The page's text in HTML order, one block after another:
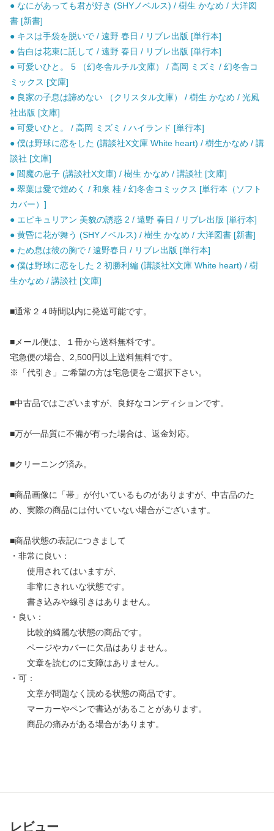
● なにがあっても君が好き (SHYノベルス) / 樹生 かなめ / 大洋図
書 [新書]
● キスは手袋を脱いで / 遠野 春日 / リブレ出版 [単行本]
● 告白は花束に託して / 遠野 春日 / リブレ出版 [単行本]
● 可愛いひと。 5 （幻冬舎ルチル文庫） / 高岡 ミズミ / 幻冬舎コ
ミックス [文庫]
● 良家の子息は諦めない （クリスタル文庫） / 樹生 かなめ / 光風
社出版 [文庫]
● 可愛いひと。 / 高岡 ミズミ / ハイランド [単行本]
● 僕は野球に恋をした (講談社X文庫 White heart) / 樹生かなめ / 講
談社 [文庫]
● 閻魔の息子 (講談社X文庫) / 樹生 かなめ / 講談社 [文庫]
● 翠葉は愛で煌めく / 和泉 桂 / 幻冬舎コミックス [単行本（ソフト
カバー）]
● エピキュリアン 美貌の誘惑 2 / 遠野 春日 / リブレ出版 [単行本]
● 黄昏に花が舞う (SHYノベルス) / 樹生 かなめ / 大洋図書 [新書]
● ため息は彼の胸で / 遠野春日 / リブレ出版 [単行本]
● 僕は野球に恋をした 2 初勝利編 (講談社X文庫 White heart) / 樹
生かなめ / 講談社 [文庫]
■通常２４時間以内に発送可能です。
■メール便は、１冊から送料無料です。
宅急便の場合、2,500円以上送料無料です。
※「代引き」ご希望の方は宅急便をご選択下さい。
■中古品ではございますが、良好なコンディションです。
■万が一品質に不備が有った場合は、返金対応。
■クリーニング済み。
■商品画像に「帯」が付いているものがありますが、中古品のた
め、実際の商品には付いていない場合がございます。
■商品状態の表記につきまして
・非常に良い：
使用されてはいますが、
非常にきれいな状態です。
書き込みや線引きはありません。
・良い：
比較的綺麗な状態の商品です。
ページやカバーに欠品はありません。
文章を読むのに支障はありません。
・可：
文章が問題なく読める状態の商品です。
マーカーやペンで書込があることがあります。
商品の痛みがある場合があります。
レビュー